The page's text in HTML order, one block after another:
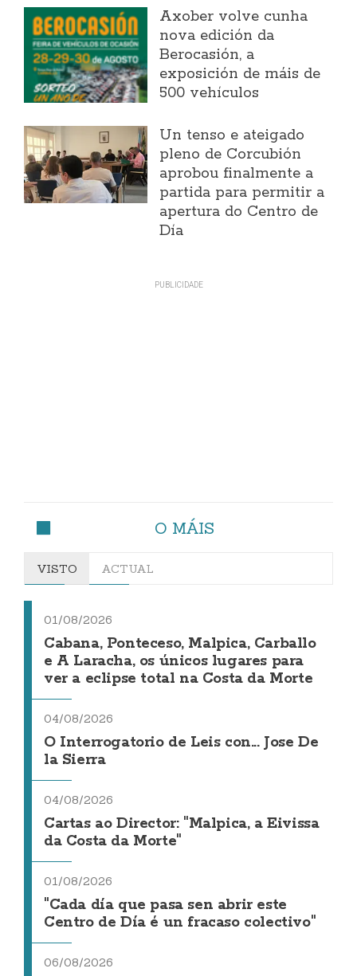
Axober volve cunha
nova edición da
Berocasión, a
exposición de máis de
500 vehículos
Un tenso e ateigado
pleno de Corcubión
aprobou finalmente a
partida para permitir a
apertura do Centro de
Día
O MÁIS
VISTO ACTUAL
01/08/2026
Cabana, Ponteceso, Malpica, Carballo
e A Laracha, os únicos lugares para
ver a eclipse total na Costa da Morte
04/08/2026
O Interrogatorio de Leis con... Jose De
la Sierra
04/08/2026
Cartas ao Director: "Malpica, a Eivissa
da Costa da Morte"
01/08/2026
"Cada día que pasa sen abrir este
Centro de Día é un fracaso colectivo"
06/08/2026